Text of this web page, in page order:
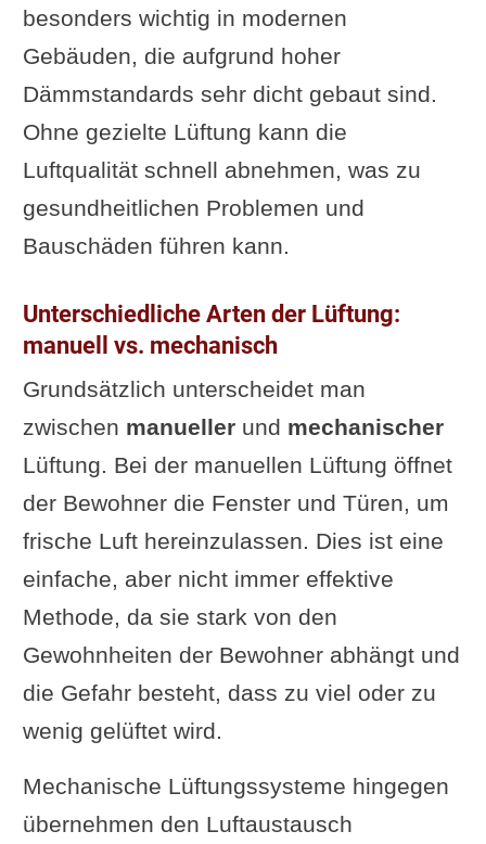
wirklich so groß?
Integration in nachhaltige
Baukonzepte
Passivhaus-Standard und
Lüftungssysteme
Klimafreundliches Wohnen
durch effiziente Lüftung
die Integration von
nachhaltige Konzepte
immer sinnvoll?
Zukunftstrends in der
Wohnraumlüftung
Innovative Technologien und
Entwicklungen
Digitalisierung und smarte
Steuerung
Zukunft der
Wärmerückgewinnung
Diskussion: Werden smarte
Lüftungssysteme zum
besonders wichtig in modernen
Gebäuden, die aufgrund hoher
Dämmstandards sehr dicht gebaut sind.
Ohne gezielte Lüftung kann die
Luftqualität schnell abnehmen, was zu
gesundheitlichen Problemen und
Bauschäden führen kann.
Unterschiedliche Arten der Lüftung:
manuell vs. mechanisch
Grundsätzlich unterscheidet man
zwischen manuellerund mechanischer
Lüftung. Bei der manuellen Lüftung öffnet
der Bewohner die Fenster und Türen, um
frische Luft hereinzulassen. Dies ist eine
einfache, aber nicht immer effektive
Methode, da sie stark von den
Gewohnheiten der Bewohner abhängt und
die Gefahr besteht, dass zu viel oder zu
wenig gelüftet wird.
Mechanische Lüftungssysteme hingegen
übernehmen den Luftaustausch